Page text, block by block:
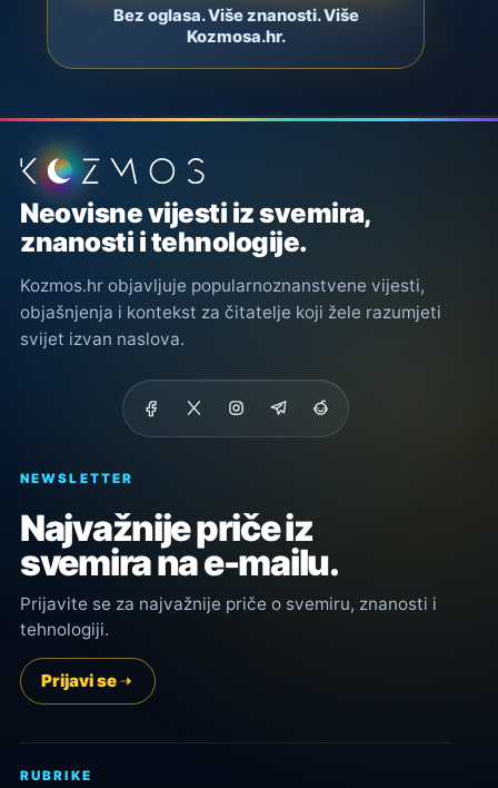
Bez oglasa. Više znanosti. Više
Kozmosa.hr.
Podnožje stranice
Neovisne vijesti iz svemira,
znanosti i tehnologije.
Kozmos.hr objavljuje popularnoznanstvene vijesti,
objašnjenja i kontekst za čitatelje koji žele razumjeti
svijet izvan naslova.
NEWSLETTER
Najvažnije priče iz
svemira na e-mailu.
Prijavite se za najvažnije priče o svemiru, znanosti i
tehnologiji.
Prijavi se
RUBRIKE